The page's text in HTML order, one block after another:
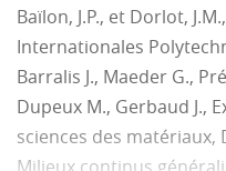
Baïlon, J.P., et Dorlot,
Internationales
Barralis J., Maeder G.,
Dupeux M., Gerbaud J.,
sciences des matériaux,